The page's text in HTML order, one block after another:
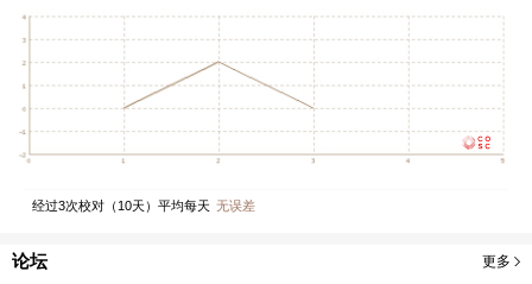
经过3次校对（10天）平均每天 无误差
论坛 更多